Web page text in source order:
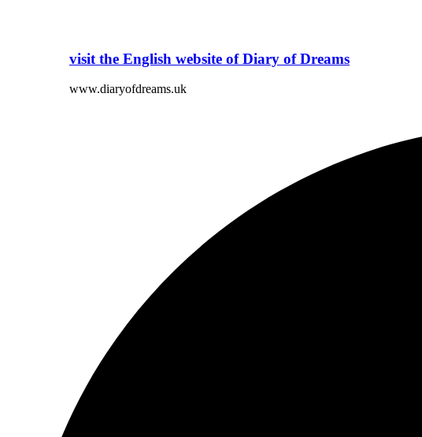
visit the English website of Diary of Dreams
www.diaryofdreams.uk